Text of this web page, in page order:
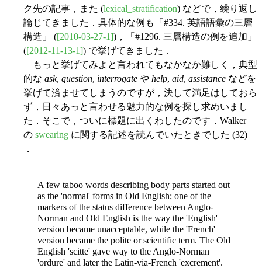
ク先の記事，また (lexical_stratification) などで，繰り返し
論じてきました．具体的な例も「#334. 英語語彙の三層
構造」 ([2010-03-27-1])，「#1296. 三層構造の例を追加」
([2012-11-13-1]) で挙げてきました．
もっと挙げてみよと言われてもなかなか難しく，典型
的な ask, question, interrogate や help, aid, assistance などを
挙げて済ませてしまうのですが，決して満足はしておら
ず，日々あっと言わせる魅力的な例を探し求めいまし
た．そこで，ついに標題に出くわしたのです．Walker
の swearing に関する記述を読んでいたときでした (32)
．
A few taboo words describing body parts started out
as the 'normal' forms in Old English; one of the
markers of the status difference between Anglo-
Norman and Old English is the way the 'English'
version became unacceptable, while the 'French'
version became the polite or scientific term. The Old
English 'scitte' gave way to the Anglo-Norman
'ordure' and later the Latin-via-French 'excrement'.